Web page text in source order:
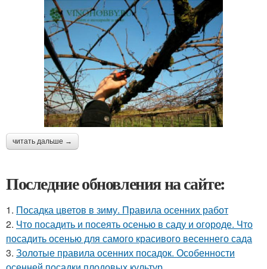
читать дальше →
Последние обновления на сайте:
1. Посадка цветов в зиму. Правила осенних работ
2. Что посадить и посеять осенью в саду и огороде. Что
посадить осенью для самого красивого весеннего сада
3. Золотые правила осенних посадок. Особенности